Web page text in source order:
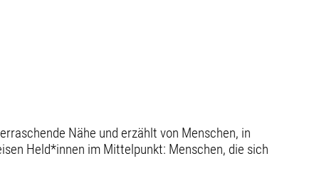
Nähe und erzählt von Menschen, in
Held*innen im Mittelpunkt: Menschen, die sich